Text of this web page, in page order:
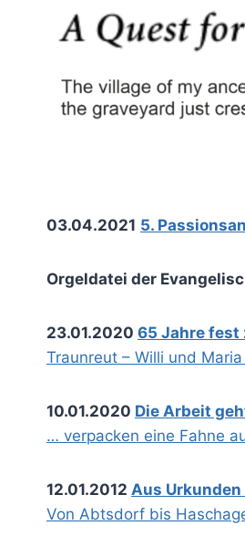
03.04.2021 5.
Orgeldatei der
23.01.2020 65 Jahre fest
Traunreut – Willi und
10.01.2020 Die Arbeit
… verpacken eine Fahne
12.01.2012 Aus
Von Abtsdorf bis